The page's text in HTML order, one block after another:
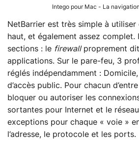
Intego pour Mac - La
NetBarrier est très simple à
haut, et également assez complet.
sections : le firewallproprement
applications. Sur le pare-feu, 3
réglés indépendamment :
d’accès public. Pour chacun
bloquer ou autoriser les
sortantes pour Internet et le
exceptions pour chaque « voie »
l’adresse, le protocole et les ports.